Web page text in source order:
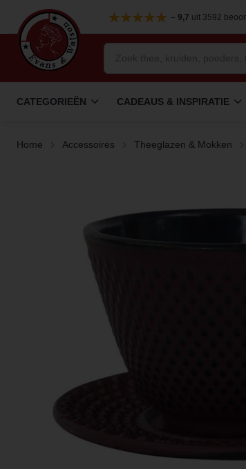
– 9,7 uit 3592
CATEGORIEËN CADEAUS & INSPIRATIE
Home Accessoires Theeglazen & Mokken